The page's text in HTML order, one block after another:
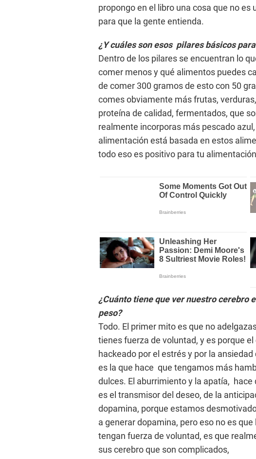
propongo en el libro una cosa que no es
para que la gente entienda.
¿Y cuáles son esos pilares básicos
Dentro de los pilares se encuentran lo
comer menos y qué alimentos puedes
de comer 300 gramos de esto con 50
comes obviamente más frutas,
proteína de calidad, fermentados, que
realmente incorporas más pescado
alimentación está basada en estos
todo eso es positivo para tu
¿Cuánto tiene que ver nuestro cerebro
peso?
Todo. El primer mito es que no
tienes fuerza de voluntad, y es porque
hackeado por el estrés y por la
es la que hace que tengamos más
dulces. El aburrimiento y la apatía,
es el transmisor del deseo, de la
dopamina, porque estamos
a generar dopamina, pero eso no es
tengan fuerza de voluntad, es que
sus cerebro que son complicados,